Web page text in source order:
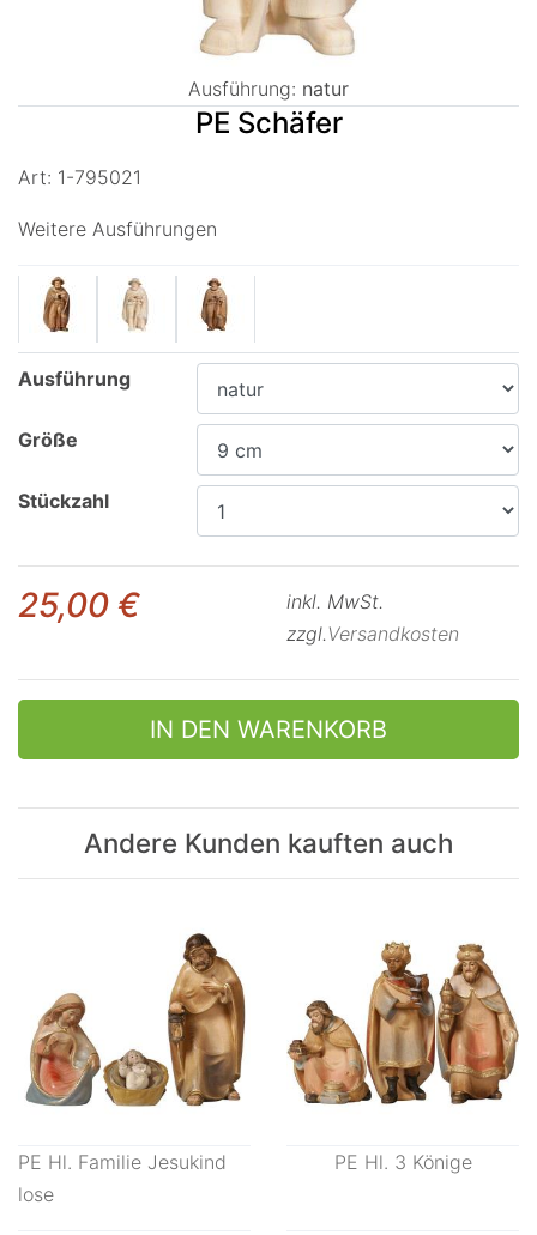
Ausführung: natur
PE Schäfer
Art: 1-795021
Weitere Ausführungen
Ausführung
Größe
Stückzahl
25,00 €
inkl. MwSt.
zzgl.Versandkosten
IN DEN WARENKORB
Andere Kunden kauften auch
PE Hl. Familie Jesukind
lose
PE Hl. 3 Könige